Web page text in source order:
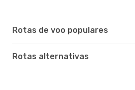
Rotas de voo populares
Rotas alternativas